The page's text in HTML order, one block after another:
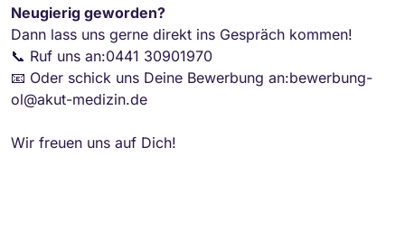
Neugierig geworden?
Dann lass uns gerne direkt ins Gespräch kommen!
📞 Ruf uns an:0441 30901970
📧 Oder schick uns Deine Bewerbung an:bewerbung-
ol@akut-medizin.de
Wir freuen uns auf Dich!